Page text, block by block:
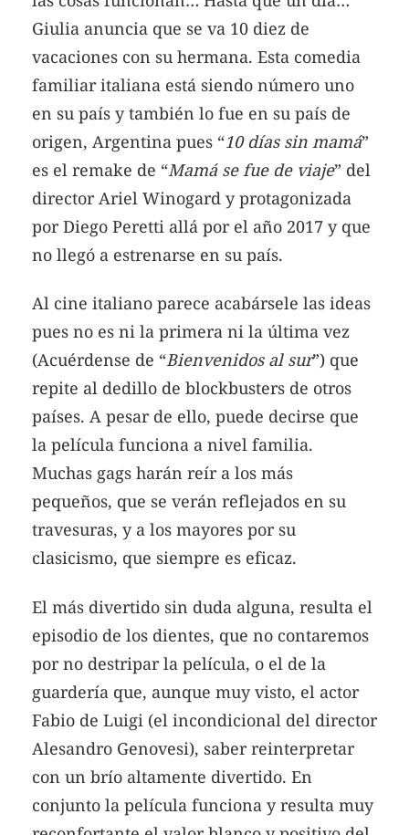
Giulia anuncia que se va 10 diez de
vacaciones con su hermana. Esta comedia
familiar italiana está siendo número uno
en su país y también lo fue en su país de
origen, Argentina pues “10 días sin mamá”
es el remake de “Mamá se fue de viaje” del
director Ariel Winogard y protagonizada
por Diego Peretti allá por el año 2017 y que
no llegó a estrenarse en su país.
Al cine italiano parece acabársele las ideas
pues no es ni la primera ni la última vez
(Acuérdense de “Bienvenidos al sur”) que
repite al dedillo de blockbusters de otros
países. A pesar de ello, puede decirse que
la película funciona a nivel familia.
Muchas gags harán reír a los más
pequeños, que se verán reflejados en su
travesuras, y a los mayores por su
clasicismo, que siempre es eficaz.
El más divertido sin duda alguna, resulta el
episodio de los dientes, que no contaremos
por no destripar la película, o el de la
guardería que, aunque muy visto, el actor
Fabio de Luigi (el incondicional del director
Alesandro Genovesi), saber reinterpretar
con un brío altamente divertido. En
conjunto la película funciona y resulta muy